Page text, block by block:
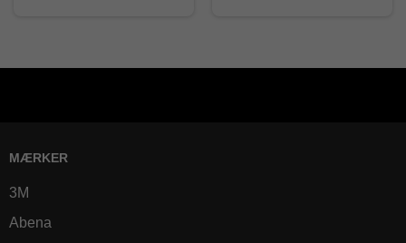
MÆRKER
3M
Abena